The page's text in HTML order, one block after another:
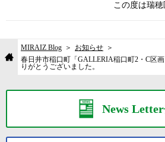
この度は瑞穂
MIRAIZ Blog
お知らせ
春日井市稲口町「GALLERIA稲口町2・C区
りがとうございました。
News